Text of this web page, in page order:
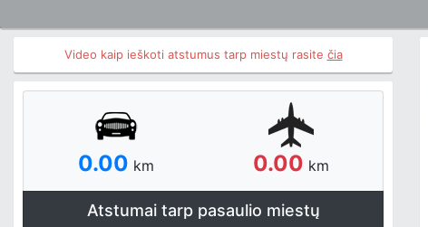
Video kaip ieškoti atstumus tarp miestų rasite čia
0.00 km 0.00 km
Atstumai tarp pasaulio miestų